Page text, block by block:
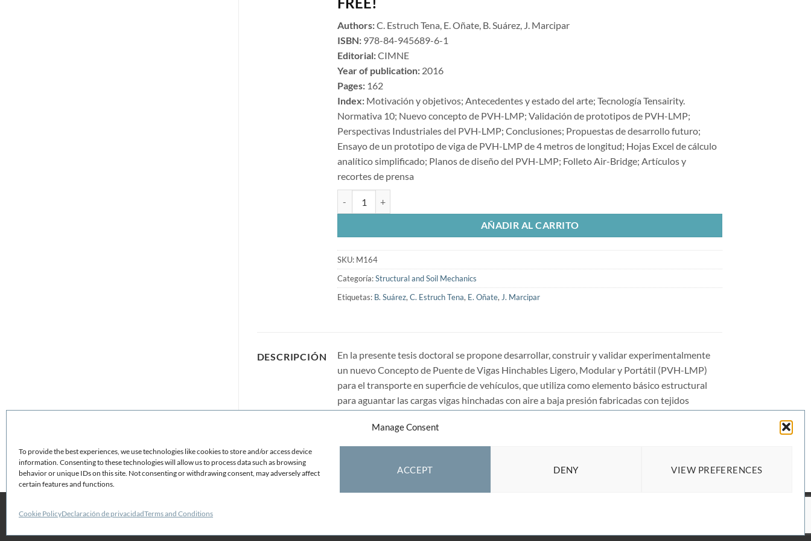
Manage Consent
To provide the best experiences, we use technologies like cookies to store and/or access device
information. Consenting to these technologies will allow us to process data such as browsing
behavior or unique IDs on this site. Not consenting or withdrawing consent, may adversely affect
certain features and functions.
ACCEPT DENY VIEW PREFERENCES
Cookie PolicyDeclaración de privacidadTerms and Conditions
Authors:C. Estruch Tena, E. Oñate, B. Suárez, J. Marcipar
ISBN: 978-84-945689-6-1
Editorial:CIMNE
Year of publication: 2016
Pages: 162
Index: Motivación y objetivos; Antecedentes y estado del arte; Tecnología Tensairity.
Normativa 10; Nuevo concepto de PVH-LMP; Validación de prototipos de PVH-LMP;
Perspectivas Industriales del PVH-LMP; Conclusiones; Propuestas de desarrollo futuro;
Ensayo de un prototipo de viga de PVH-LMP de 4 metros de longitud; Hojas Excel de cálculo
analítico simplificado; Planos de diseño del PVH-LMP; Folleto Air-Bridge; Artículos y
recortes de prensa
AÑADIR AL CARRITO
SKU: M164
Categoría:Structural and Soil Mechanics
Etiquetas: B. Suárez,C. Estruch Tena, E. Oñate, J. Marcipar
DESCRIPCIÓN
En la presente tesis doctoral se propone desarrollar, construir y validar experimentalmente
un nuevo Concepto de Puente de Vigas Hinchables Ligero, Modular y Portátil (PVH-LMP)
para el transporte en superficie de vehículos, que utiliza como elemento básico estructural
para aguantar las cargas vigas hinchadas con aire a baja presión fabricadas con tejidos